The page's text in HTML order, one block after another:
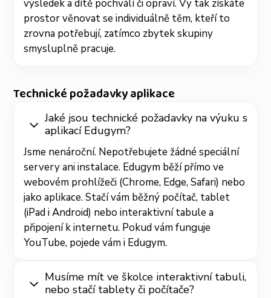
výsledek a dítě pochválí či opraví. Vy tak získáte
prostor věnovat se individuálně těm, kteří to
zrovna potřebují, zatímco zbytek skupiny
smysluplně pracuje.
Technické požadavky aplikace
Jaké jsou technické požadavky na výuku s
aplikací Edugym?
Jsme nenároční. Nepotřebujete žádné speciální
servery ani instalace. Edugym běží přímo ve
webovém prohlížeči (Chrome, Edge, Safari) nebo
jako aplikace. Stačí vám běžný počítač, tablet
(iPad i Android) nebo interaktivní tabule a
připojení k internetu. Pokud vám funguje
YouTube, pojede vám i Edugym.
Musíme mít ve školce interaktivní tabuli,
nebo stačí tablety či počítače?